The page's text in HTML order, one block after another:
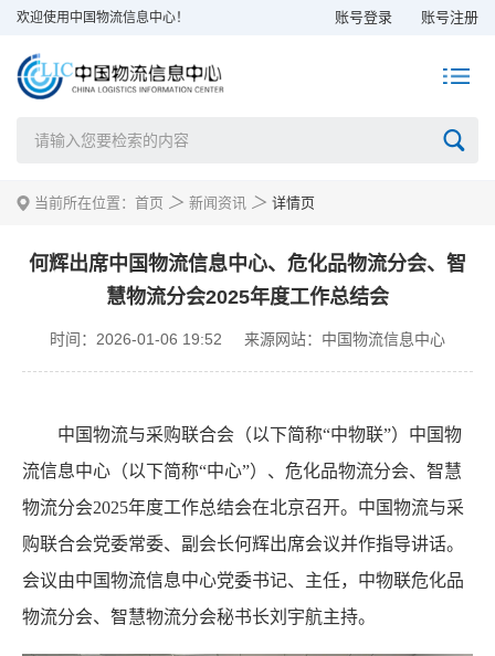
欢迎使用中国物流信息中心！ 账号登录 账号注册
当前所在位置： 首页 ＞ 新闻资讯 ＞ 详情页
何辉出席中国物流信息中心、危化品物流分会、智
慧物流分会2025年度工作总结会
时间：2026-01-06 19:52 来源网站：中国物流信息中心
中国物流与采购联合会（以下简称“中物联”）中国物
流信息中心（以下简称“中心”）、危化品物流分会、智慧
物流分会2025年度工作总结会在北京召开。中国物流与采
购联合会党委常委、副会长何辉出席会议并作指导讲话。
会议由中国物流信息中心党委书记、主任，中物联危化品
物流分会、智慧物流分会秘书长刘宇航主持。